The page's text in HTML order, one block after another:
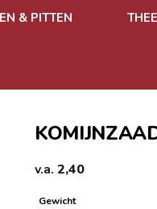
& PITTEN THEE
v.a. 2,40
Gewicht